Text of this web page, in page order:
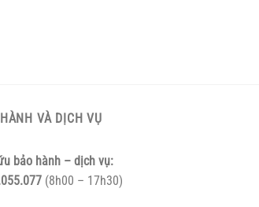
VÀ DỊCH VỤ
bảo hành – dịch vụ:
(8h00 – 17h30)